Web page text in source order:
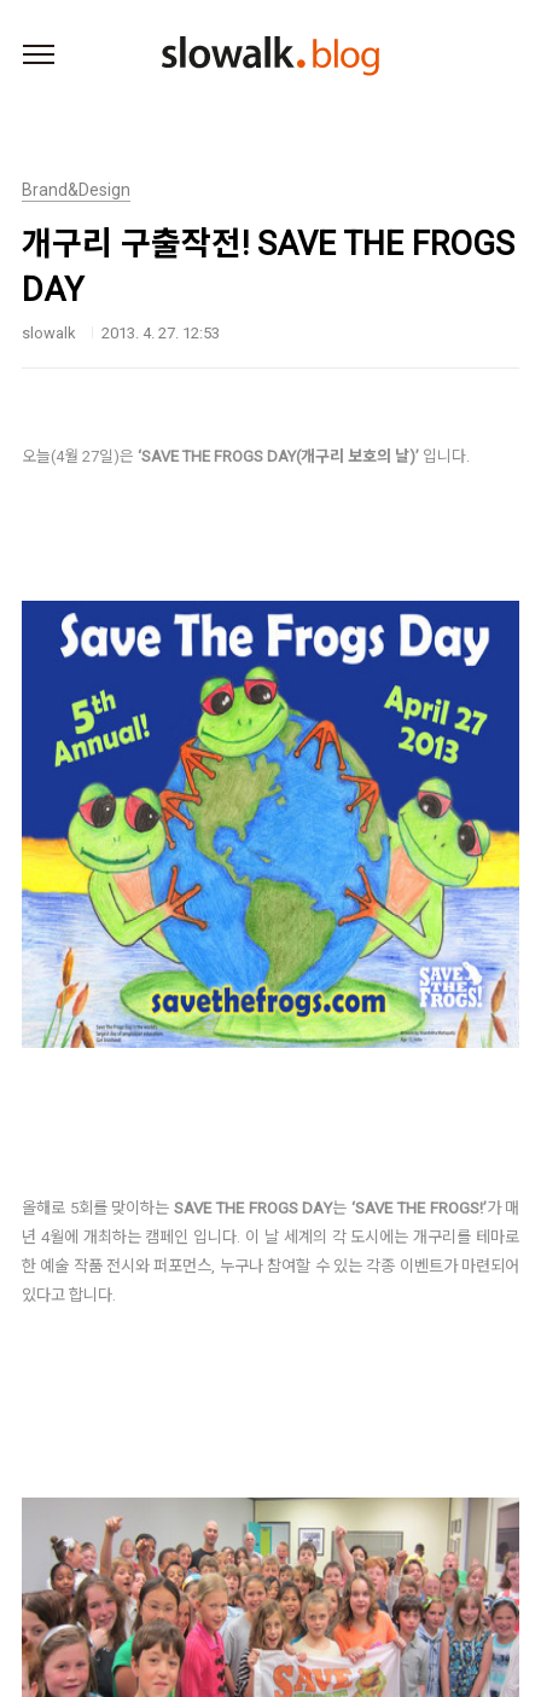
Brand&Design
개구리 구출작전! SAVE THE FROGS
DAY
slowalk 2013. 4. 27. 12:53
오늘(4월 27일)은 ‘SAVE THE FROGS DAY(개구리 보호의 날)’ 입니다.
올해로 5회를 맞이하는 SAVE THE FROGS DAY는 ‘SAVE THE FROGS!’가 매
년 4월에 개최하는 캠페인 입니다. 이 날 세계의 각 도시에는 개구리를 테마로
한 예술 작품 전시와 퍼포먼스, 누구나 참여할 수 있는 각종 이벤트가 마련되어
있다고 합니다.